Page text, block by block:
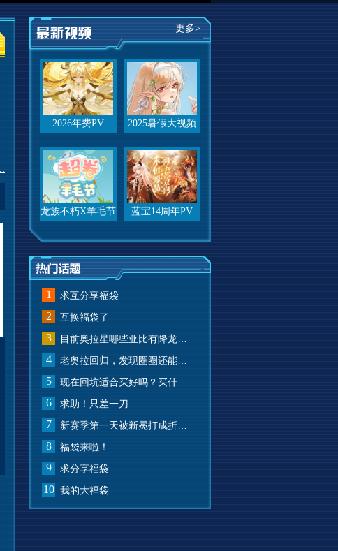
更多>
2026年费PV 2025暑假大视频
龙族不朽X羊毛节 蓝宝14周年PV
1 求互分享福袋
2 互换福袋了
3
4
5
6 求助！只差一刀
7
8 福袋来啦！
9 求分享福袋
10 我的大福袋